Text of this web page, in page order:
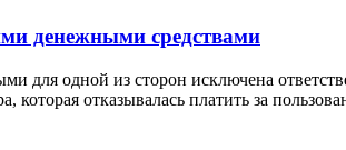
денежными средствами
для одной из сторон исключена
отказывалась платить за